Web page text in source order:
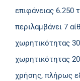
επιφάνειας 6.250
περιλαμβάνει 7
χωρητικότητας
χωρητικότητας
χρήσης, πλήρως